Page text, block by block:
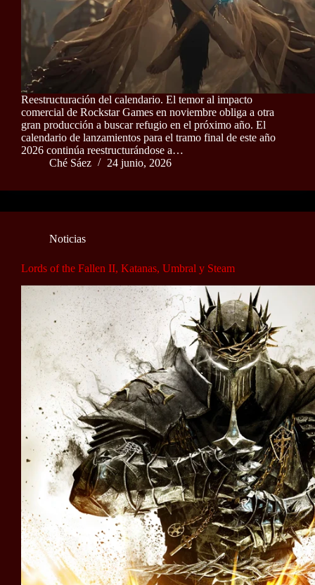
Reestructuración del calendario. El temor al impacto
comercial de Rockstar Games en noviembre obliga a otra
gran producción a buscar refugio en el próximo año. El
calendario de lanzamientos para el tramo final de este año
2026 continúa reestructurándose a…
Ché Sáez
24 junio, 2026
Noticias
Lords of the Fallen II, Katanas, Umbral y Steam